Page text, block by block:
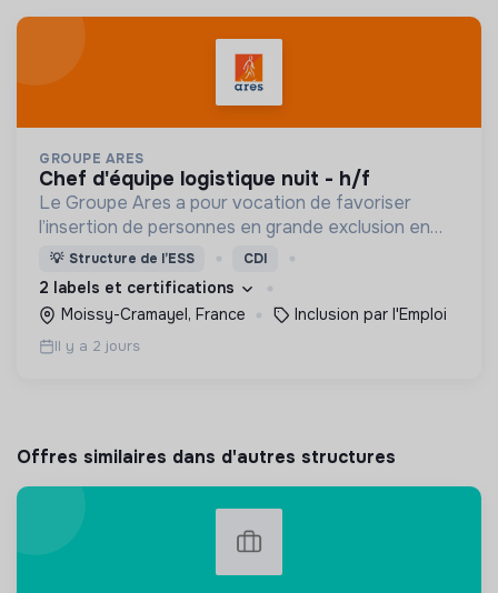
GROUPE ARES
chef d'équipe logistique nuit - h/f
Le Groupe Ares a pour vocation de favoriser
l’insertion de personnes en grande exclusion en
leur offrant un travail et un accompagnement
social adaptés.
💡 Structure de l’ESS CDI
2 labels et certifications
Moissy-Cramayel, France
Inclusion par l'Emploi
Il y a 2 jours
Offres similaires dans d'autres structures